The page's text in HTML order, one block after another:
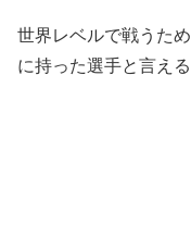
世界レベルで戦うた
に持った選手と言える